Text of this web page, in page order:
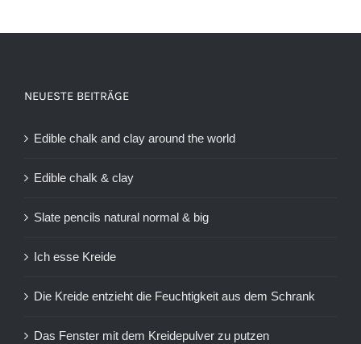
NEUESTE BEITRÄGE
Edible chalk and clay around the world
Edible chalk & clay
Slate pencils natural normal & big
Ich esse Kreide
Die Kreide entzieht die Feuchtigkeit aus dem Schrank
Das Fenster mit dem Kreidepulver zu putzen